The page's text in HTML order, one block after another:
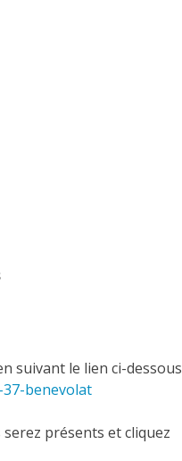
suivant le lien ci-dessous
benevolat
présents et cliquez